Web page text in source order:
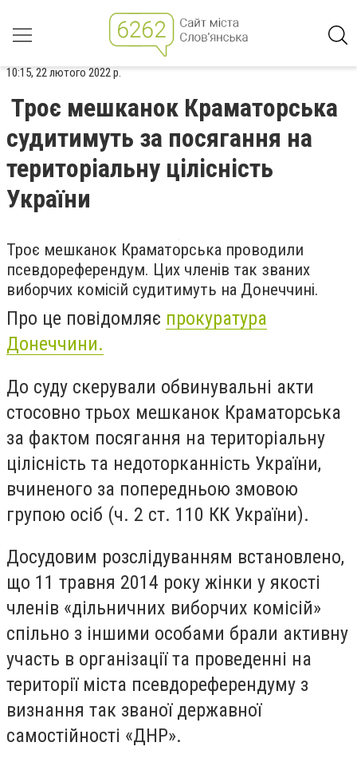
10:15, 22 лютого 2022 р.
Троє мешканок Краматорська
судитимуть за посягання на
територіальну цілісність
України
Троє мешканок Краматорська проводили
псевдореферендум. Цих членів так званих
виборчих комісій судитимуть на Донеччині.
Про це повідомляє прокуратура
Донеччини.
До суду скерували обвинувальні акти
стосовно трьох мешканок Краматорська
за фактом посягання на територіальну
цілісність та недоторканність України,
вчиненого за попередньою змовою
групою осіб (ч. 2 ст. 110 КК України).
Досудовим розслідуванням встановлено,
що 11 травня 2014 року жінки у якості
членів «дільничних виборчих комісій»
спільно з іншими особами брали активну
участь в організації та проведенні на
території міста псевдореферендуму з
визнання так званої державної
самостійності «ДНР».